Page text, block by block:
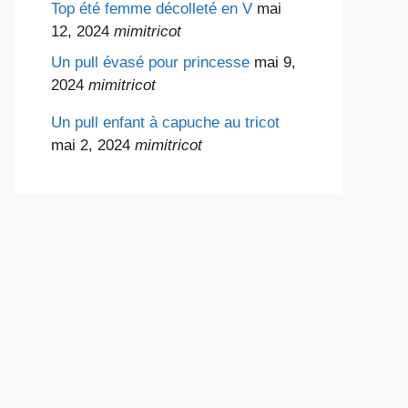
Top été femme décolleté en V mai
12, 2024 mimitricot
Un pull évasé pour princesse mai 9,
2024 mimitricot
Un pull enfant à capuche au tricot
mai 2, 2024 mimitricot